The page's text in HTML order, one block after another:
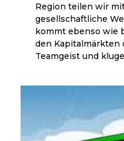
Region teilen wir
gesellschaftliche
kommt ebenso wie
den Kapitalmärkten
Teamgeist und